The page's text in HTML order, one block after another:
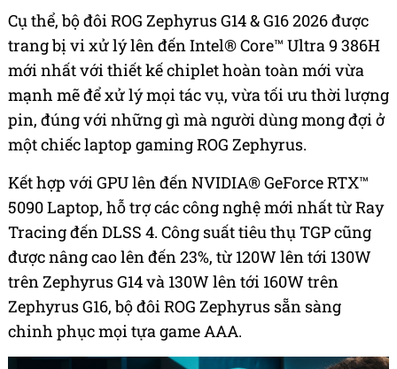
Cụ thể, bộ đôi ROG Zephyrus G14 & G16 2026 được
trang bị vi xử lý lên đến Intel® Core™ Ultra 9 386H
mới nhất với thiết kế chiplet hoàn toàn mới vừa
mạnh mẽ để xử lý mọi tác vụ, vừa tối ưu thời lượng
pin, đúng với những gì mà người dùng mong đợi ở
một chiếc laptop gaming ROG Zephyrus.
Kết hợp với GPU lên đến NVIDIA® GeForce RTX™
5090 Laptop, hỗ trợ các công nghệ mới nhất từ Ray
Tracing đến DLSS 4. Công suất tiêu thụ TGP cũng
được nâng cao lên đến 23%, từ 120W lên tới 130W
trên Zephyrus G14 và 130W lên tới 160W trên
Zephyrus G16, bộ đôi ROG Zephyrus sẵn sàng
chinh phục mọi tựa game AAA.